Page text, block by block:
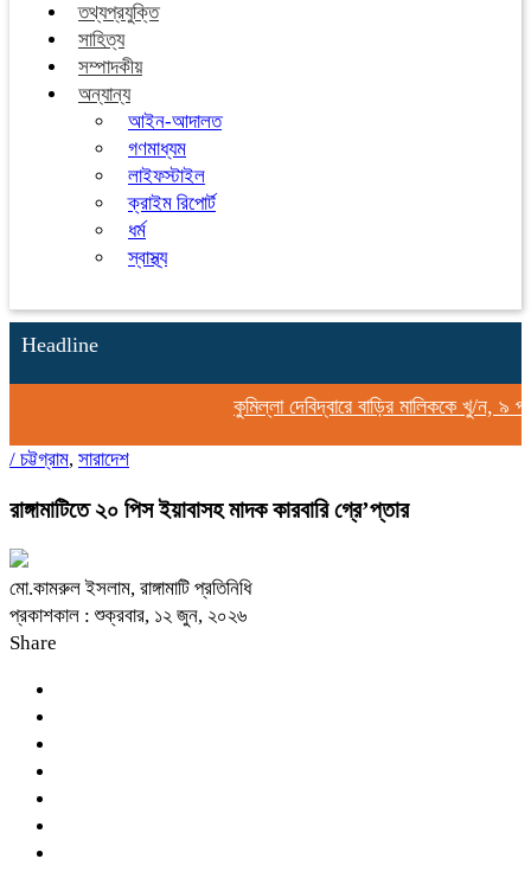
তথ্যপ্রযুক্তি
সাহিত্য
সম্পাদকীয়
অন্যান্য
আইন-আদালত
গণমাধ্যম
লাইফস্টাইল
ক্রাইম রিপোর্ট
ধর্ম
স্বাস্থ্য
Headline
কুমিল্লা দেবিদ্বারে বাড়ির মালিককে খু/ন, ৯
/ চট্টগ্রাম, সারাদেশ
রাঙ্গামাটিতে ২০ পিস ইয়াবাসহ মাদক কারবারি গ্রে’প্তার
​মো.কামরুল ইসলাম, রাঙ্গামাটি প্রতিনিধি
প্রকাশকাল : শুক্রবার, ১২ জুন, ২০২৬
Share